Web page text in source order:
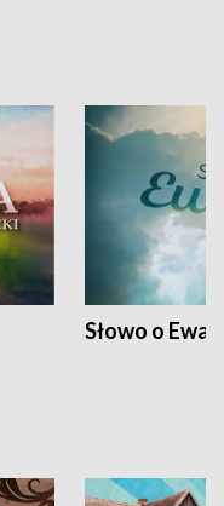
Słowo o